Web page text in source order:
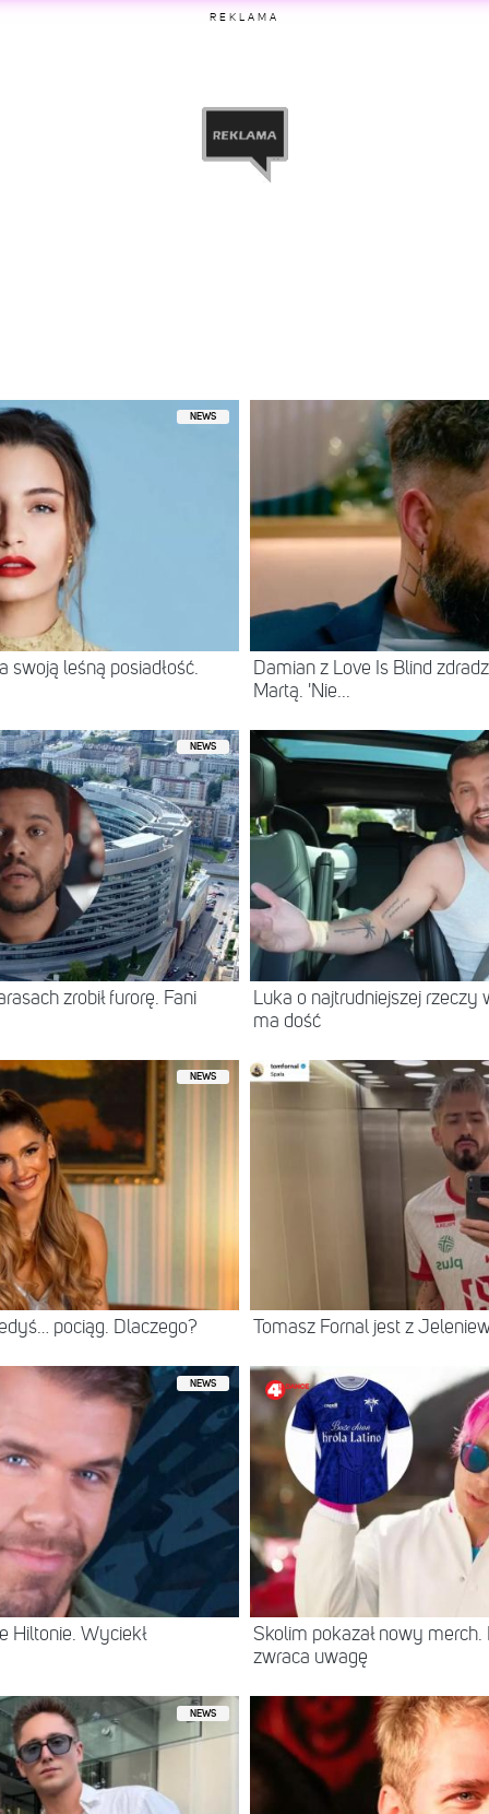
REKLAMA
NEWS
leśną posiadłość.
Damian z Love Is Blind
Martą. 'Nie...
NEWS
zrobił furorę. Fani
Luka o najtrudniejszej rzeczy
ma dość
NEWS
pociąg. Dlaczego? Tomasz Fornal jest z
NEWS
Hiltonie. Wyciekł
Skolim pokazał nowy
zwraca uwagę
NEWS